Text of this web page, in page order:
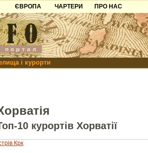
ЄВРОПА
Чорногорія
Хорватія
Болгарія
Албанія
ЧАРТЕРИ
ПРО НАС
Контакти
Партнерам
Додати готель
і курорти
10 курортів Хорватії
Крк